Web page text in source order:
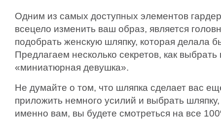
Одним из самых доступных элементов
всецело изменить ваш образ, является
подобрать женскую шляпку, которая делала
Предлагаем несколько секретов, как
«миниатюрная девушка».
Не думайте о том, что шляпка сделает вас
приложить немного усилий и выбрать шляпку,
именно вам, вы будете смотреться на все